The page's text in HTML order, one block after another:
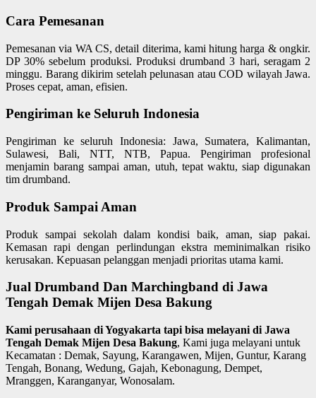
Cara Pemesanan
Pemesanan via WA CS, detail diterima, kami hitung harga & ongkir.
DP 30% sebelum produksi. Produksi drumband 3 hari, seragam 2
minggu. Barang dikirim setelah pelunasan atau COD wilayah Jawa.
Proses cepat, aman, efisien.
Pengiriman ke Seluruh Indonesia
Pengiriman ke seluruh Indonesia: Jawa, Sumatera, Kalimantan,
Sulawesi, Bali, NTT, NTB, Papua. Pengiriman profesional
menjamin barang sampai aman, utuh, tepat waktu, siap digunakan
tim drumband.
Produk Sampai Aman
Produk sampai sekolah dalam kondisi baik, aman, siap pakai.
Kemasan rapi dengan perlindungan ekstra meminimalkan risiko
kerusakan. Kepuasan pelanggan menjadi prioritas utama kami.
Jual Drumband Dan Marchingband di Jawa
Tengah Demak Mijen Desa Bakung
Kami perusahaan di Yogyakarta tapi bisa melayani di Jawa
Tengah Demak Mijen Desa Bakung, Kami juga melayani untuk
Kecamatan : Demak, Sayung, Karangawen, Mijen, Guntur, Karang
Tengah, Bonang, Wedung, Gajah, Kebonagung, Dempet,
Mranggen, Karanganyar, Wonosalam.